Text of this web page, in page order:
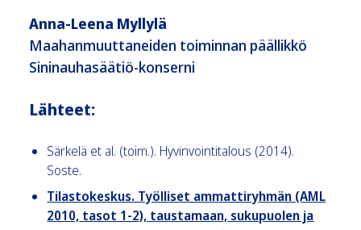
Anna-Leena Myllylä
Maahanmuuttaneiden toiminnan päällikkö
Sininauhasäätiö-konserni
Lähteet:
Särkelä et al. (toim.). Hyvinvointitalous (2014).
Soste.
Tilastokeskus. Työlliset ammattiryhmän (AML
2010, tasot 1-2), taustamaan, sukupuolen ja